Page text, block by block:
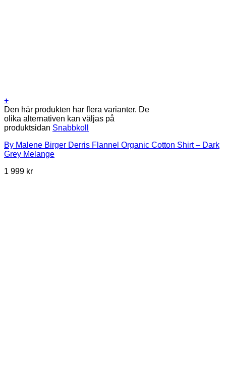
+
Den här produkten har flera varianter. De
olika alternativen kan väljas på
produktsidan Snabbkoll
By Malene Birger Derris Flannel Organic Cotton Shirt – Dark
Grey Melange
1 999 kr